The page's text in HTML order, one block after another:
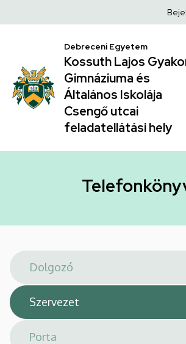
|
Kossuth
Lajos
Gyakorló
Gimnáziuma
Általános
hely
a
Debreceni Egyetem
Kossuth Lajos
Gimnáziuma és
Általános Iskolája
Csengő utcai
feladatellátási hely